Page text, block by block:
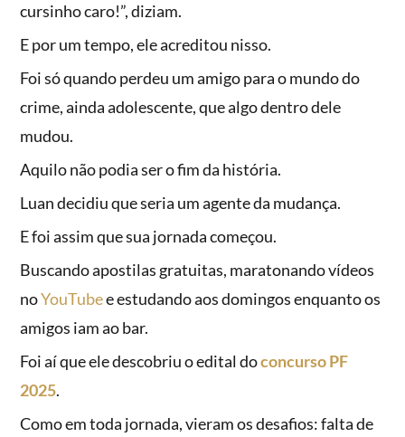
cursinho caro!”, diziam.
E por um tempo, ele acreditou nisso.
Foi só quando perdeu um amigo para o mundo do
crime, ainda adolescente, que algo dentro dele
mudou.
Aquilo não podia ser o fim da história.
Luan decidiu que seria um agente da mudança.
E foi assim que sua jornada começou.
Buscando apostilas gratuitas, maratonando vídeos
noYouTubee estudando aos domingos enquanto os
amigos iam ao bar.
Foi aí que ele descobriu o edital doconcurso PF
2025.
Como em toda jornada, vieram os desafios: falta de